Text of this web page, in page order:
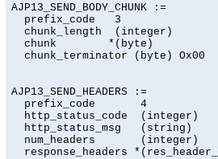
AJP13_SEND_BODY_CHUNK :=
  prefix_code   3
  chunk_length  (integer)
  chunk        *(byte)
  chunk_terminator (byte) Ox00
AJP13_SEND_HEADERS :=
  prefix_code       4
  http_status_code  (integer)
  http_status_msg   (string)
  num_headers       (integer)
response_headers